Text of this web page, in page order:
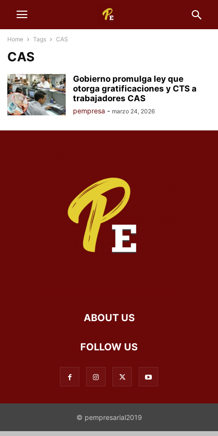
Home Tags CAS
CAS
Gobierno promulga ley que
otorga gratificaciones y CTS a
trabajadores CAS
pempresa - marzo 24, 2026
ABOUT US
FOLLOW US
© pempresarial2019